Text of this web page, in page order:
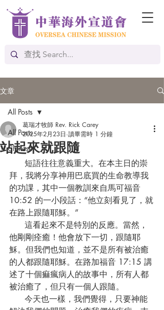
文章
All Posts
Chinese
All Posts
站起來就跟隨
葛瑞才牧師 Rev. Rick Carey
2025年2月23日 讀畢需時 1 分鐘
拜，我將分享神用巴底買的生命教導我
的功課，其中一個教訓來自馬可福音
10:52 的一小段話：“他立刻看見了，就
在路上跟隨耶穌。”
他剛剛痊癒！他會放下一切，跟隨耶
穌。但我們也知道，並不是所有被治癒
的人都跟隨耶穌。在路加福音 17:15 講
述了十個痲瘋病人的故事中，所有人都
被治癒了，但只有一個人跟隨。